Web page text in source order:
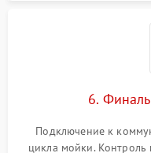
6.
Подключение к
цикла мойки. Контроль